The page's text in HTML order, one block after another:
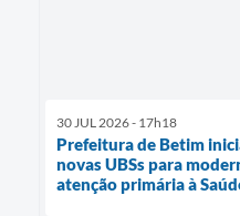
30 JUL 2026 - 17h18
Prefeitura de Betim
novas UBSs para
atenção primária à